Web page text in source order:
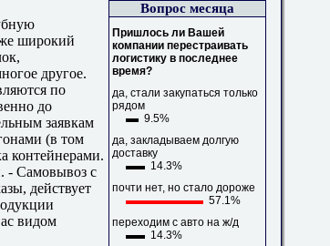
широкий
другое.
по
до
заявкам
(в том
контейнерами.
- Самовывоз с
действует
видом
Вопрос месяца
Пришлось ли Вашей
компании перестраивать
логистику в последнее
время?
да, стали закупаться только
рядом
9.5%
да, закладываем долгую
доставку
14.3%
почти нет, но стало дороже
57.1%
переходим с авто на ж/д
14.3%